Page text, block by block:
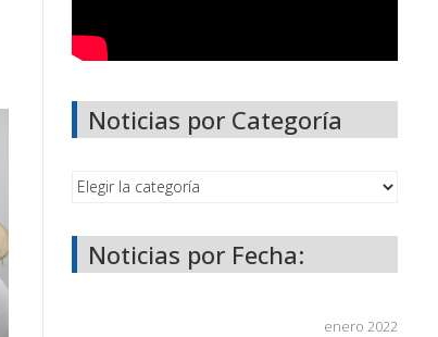
Noticias por Categoría
Noticias por Fecha:
enero 2022